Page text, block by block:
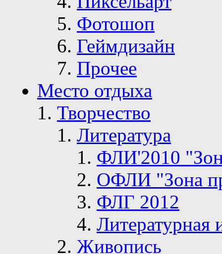
Фотошоп
Геймдизайн
Прочее
Место отдыха
Творчество
Литература
ФЛИ'2010
ОФЛИ "Зона
ФЛГ 2012
Живопись